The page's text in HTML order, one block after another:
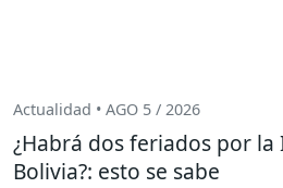
Actualidad • AGO 5 / 2026
¿Habrá dos feriados por
Bolivia?: esto se sabe